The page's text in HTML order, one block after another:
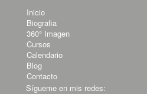
Inicio
Biografia
360° Imagen
Cursos
Calendario
Blog
Contacto
Sígueme en mis redes: